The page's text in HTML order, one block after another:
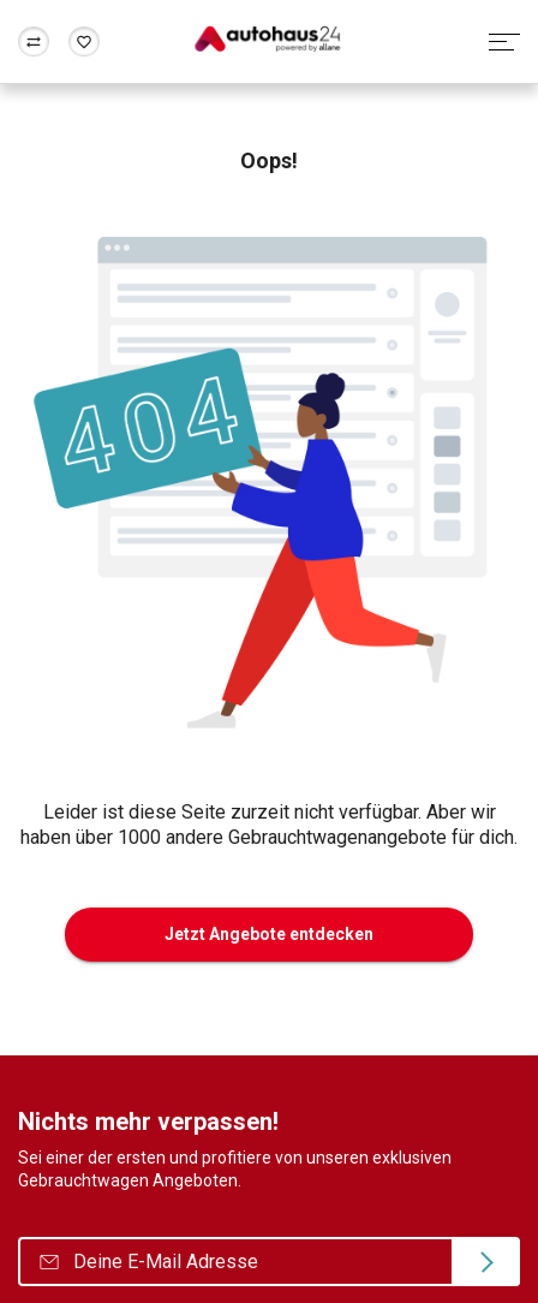
Rund um die Inzahlungnahme
Oops!
Leider ist diese Seite zurzeit nicht verfügbar. Aber wir
haben über 1000 andere Gebrauchtwagenangebote für dich.
Jetzt Angebote entdecken
Nichts mehr verpassen!
Sei einer der ersten und profitiere von unseren exklusiven
Gebrauchtwagen Angeboten.